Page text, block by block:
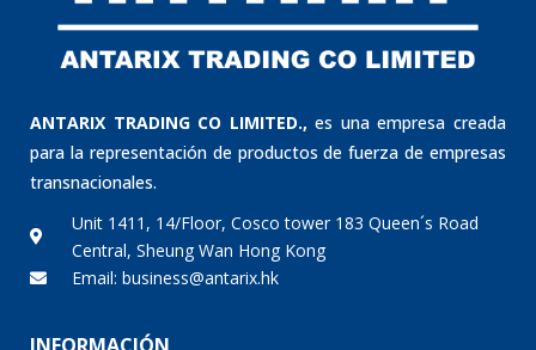
ANTARIX TRADING CO LIMITED.,
es una empresa creada
para la representación de productos de fuerza de empresas
transnacionales.
Unit 1411, 14/Floor, Cosco tower 183 Queen´s Road
Central, Sheung Wan Hong Kong
Email: business@antarix.hk
INFORMACIÓN